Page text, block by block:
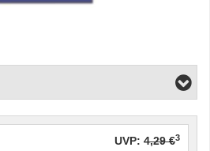
UVP: 4,29 €3